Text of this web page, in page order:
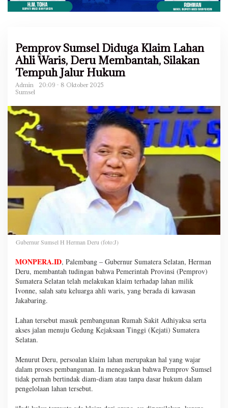
Pemprov Sumsel Diduga Klaim Lahan
Ahli Waris, Deru Membantah, Silakan
Tempuh Jalur Hukum
Admin
20:09 - 8 Oktober 2025
Sumsel
Gubernur Sumsel H Herman Deru (foto:J)
MONPERA.ID, Palembang – Gubernur Sumatera Selatan, Herman
Deru, membantah tudingan bahwa Pemerintah Provinsi (Pemprov)
Sumatera Selatan telah melakukan klaim terhadap lahan milik
Ivonne, salah satu keluarga ahli waris, yang berada di kawasan
Jakabaring.
Lahan tersebut masuk pembangunan Rumah Sakit Adhiyaksa serta
akses jalan menuju Gedung Kejaksaan Tinggi (Kejati) Sumatera
Selatan.
Menurut Deru, persoalan klaim lahan merupakan hal yang wajar
dalam proses pembangunan. Ia menegaskan bahwa Pemprov Sumsel
tidak pernah bertindak diam-diam atau tanpa dasar hukum dalam
pengelolaan lahan tersebut.